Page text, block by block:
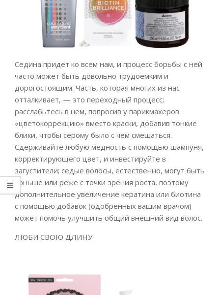
Седина придет ко всем нам, и процесс борьбы с ней
часто может быть довольно трудоемким и
дорогостоящим. Часть, которая многих из нас
отталкивает, — это переходный процесс;
расслабьтесь в нем, попросив у парикмахеров
«цветокоррекцию» вместо краски, добавив тонкие
блики, чтобы серому было с чем смешаться.
Сдерживайте любую медность с помощью шампуня,
корректирующего цвет, и инвестируйте в
загустители; седые волосы, естественно, могут быть
тоньше или реже с точки зрения роста, поэтому
дополнительное увеличение кератина или биотина
с помощью добавок (одобренных вашим врачом)
может помочь улучшить общий внешний вид волос.
ЛЮБИ СВОЮ ДЛИНУ